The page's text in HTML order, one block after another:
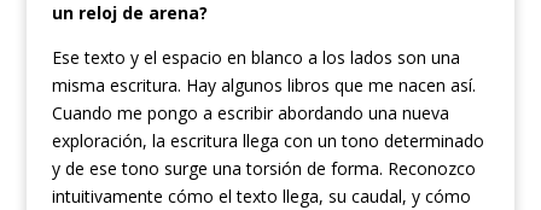
un reloj de arena?
Ese texto y el espacio en blanco a los lados son una
misma escritura. Hay algunos libros que me nacen así.
Cuando me pongo a escribir abordando una nueva
exploración, la escritura llega con un tono determinado
y de ese tono surge una torsión de forma. Reconozco
intuitivamente cómo el texto llega, su caudal, y cómo